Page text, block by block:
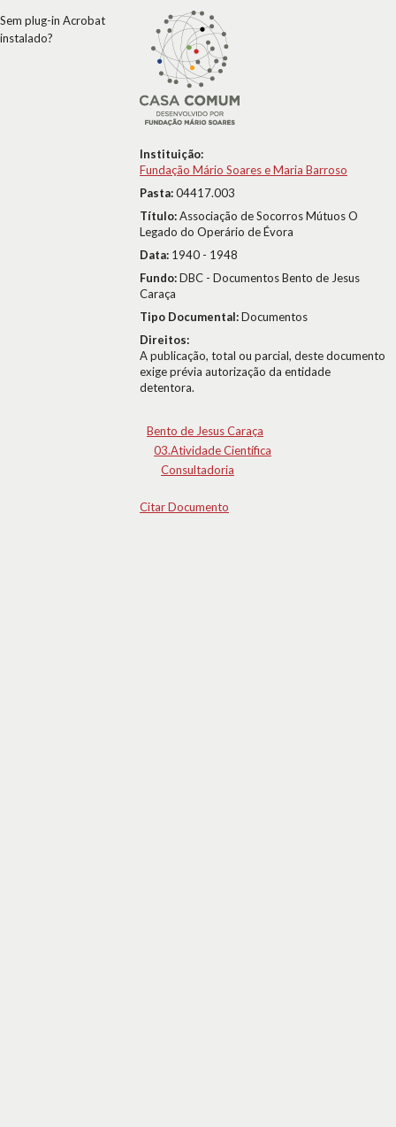
Instituição:
Fundação Mário Soares e Maria Barroso
Pasta:04417.003
Título:Associação de Socorros Mútuos O
Legado do Operário de Évora
Data: 1940 - 1948
Fundo:DBC - Documentos Bento de Jesus
Caraça
Tipo Documental:Documentos
Direitos:
A publicação, total ou parcial, deste documento
exige prévia autorização da entidade
detentora.
Bento de Jesus Caraça
03.Atividade Científica
Consultadoria
Citar Documento
Sem plug-in Acrobat
instalado?